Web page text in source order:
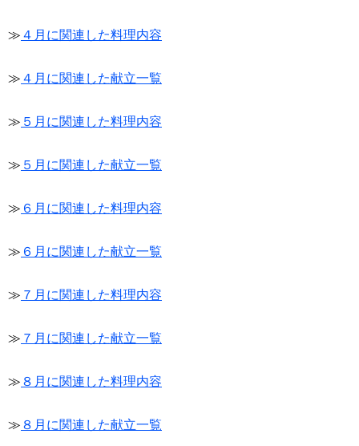
≫ ４月に関連した料理内容
≫ ４月に関連した献立一覧
≫ ５月に関連した料理内容
≫ ５月に関連した献立一覧
≫ ６月に関連した料理内容
≫ ６月に関連した献立一覧
≫ ７月に関連した料理内容
≫ ７月に関連した献立一覧
≫ ８月に関連した料理内容
≫ ８月に関連した献立一覧